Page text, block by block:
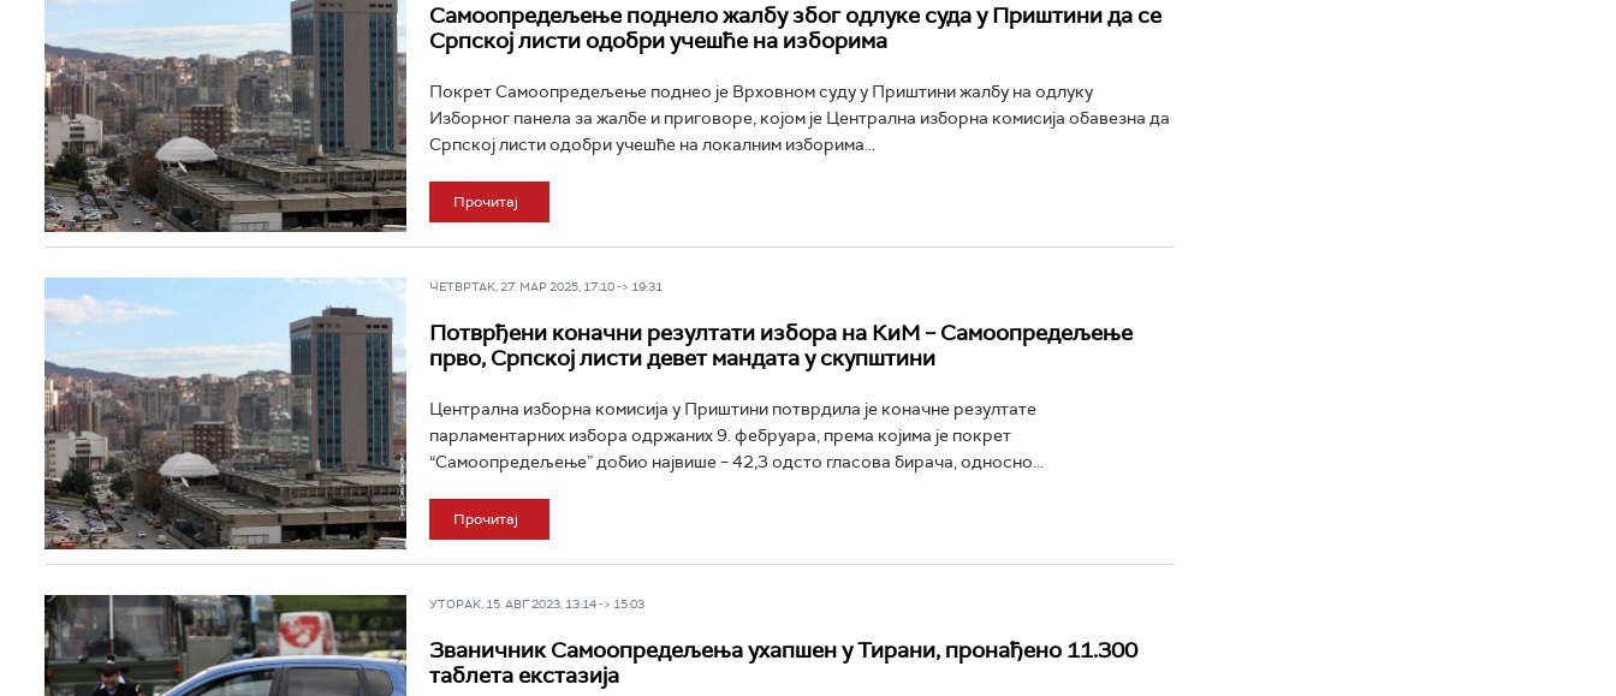
Самоопредељење поднело жалбу због одлуке суда у Приштини да се
Српској листи одобри учешће на изборима
Покрет Самоопредељење поднео је Врховном суду у Приштини жалбу на одлуку
Изборног панела за жалбе и приговоре, којом је Централна изборна комисија обавезна да
Српској листи одобри учешће на локалним изборима...
Прочитај
ЧЕТВРТАК, 27. МАР 2025, 17:10 -> 19:31
Потврђени коначни резултати избора на КиМ – Самоопредељење
прво, Српској листи девет мандата у скупштини
Централна изборна комисија у Приштини потврдила је коначне резултате
парламентарних избора одржаних 9. фебруара, према којима је покрет
“Самоопредељење” добио највише – 42,3 одсто гласова бирача, односно...
Прочитај
УТОРАК, 15. АВГ 2023, 13:14 -> 15:03
Званичник Самоопредељења ухапшен у Тирани, пронађено 11.300
таблета екстазија